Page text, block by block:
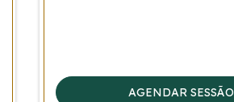
AGENDAR SESSÃO